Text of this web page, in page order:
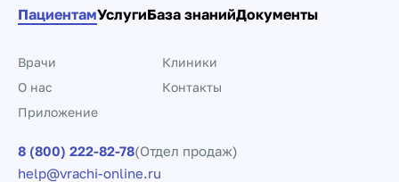
ПациентамУслугиБаза знанийДокументы
Врачи
Клиники
О нас
Контакты
Приложение
8 (800) 222-82-78(Отдел продаж)
help@vrachi-online.ru